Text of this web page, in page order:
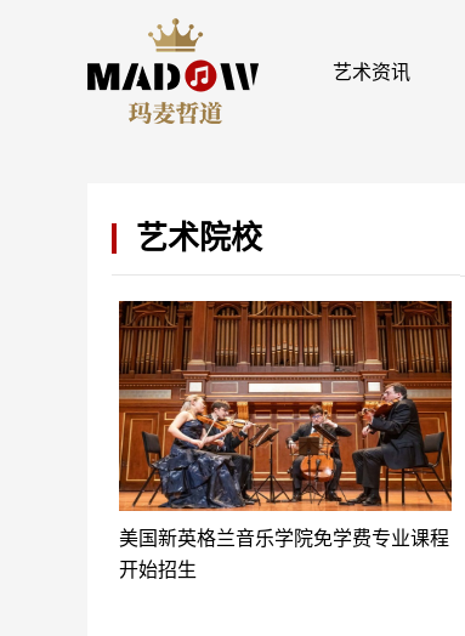
艺术资讯
艺术院校
美国新英格兰音乐学院免学费专业课程
开始招生